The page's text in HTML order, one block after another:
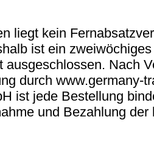
liegt kein
ist ein
ausgeschlossen. Nach
durch www.germany-
ist jede Bestellung
und Bezahlung der